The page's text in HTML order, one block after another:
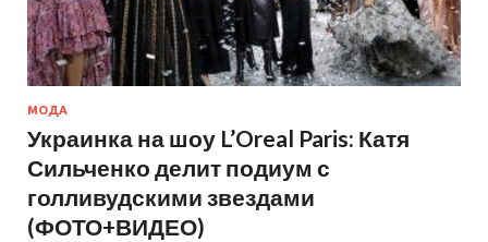
МОДА
Украинка на шоу L’Oreal Paris: Катя
Сильченко делит подиум с
голливудскими звездами
(ФОТО+ВИДЕО)